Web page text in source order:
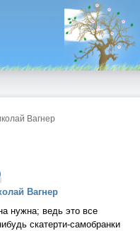
Вагнер
Вагнер
нужна; ведь это все
скатерти-самобранки